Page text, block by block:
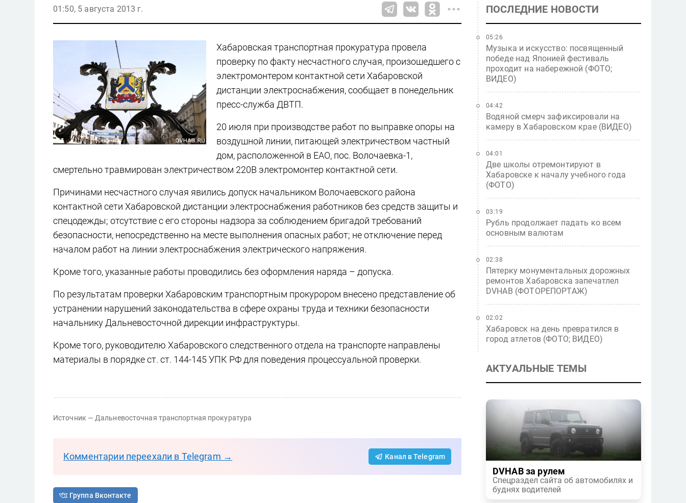
01:50, 5 августа 2013 г.
Хабаровская транспортная прокуратура провела
проверку по факту несчастного случая, произошедшего с
электромонтером контактной сети Хабаровской
дистанции электроснабжения, сообщает в понедельник
пресс-служба ДВТП.
20 июля при производстве работ по выправке опоры на
воздушной линии, питающей электричеством частный
дом, расположенной в ЕАО, пос. Волочаевка-1,
смертельно травмирован электричеством 220В электромонтер контактной сети.
Причинами несчастного случая явились допуск начальником Волочаевского района
контактной сети Хабаровской дистанции электроснабжения работников без средств защиты и
спецодежды; отсутствие с его стороны надзора за соблюдением бригадой требований
безопасности, непосредственно на месте выполнения опасных работ; не отключение перед
началом работ на линии электроснабжения электрического напряжения.
Кроме того, указанные работы проводились без оформления наряда – допуска.
По результатам проверки Хабаровским транспортным прокурором внесено представление об
устранении нарушений законодательства в сфере охраны труда и техники безопасности
начальнику Дальневосточной дирекции инфраструктуры.
Кроме того, руководителю Хабаровского следственного отдела на транспорте направлены
материалы в порядке ст. ст. 144-145 УПК РФ для поведения процессуальной проверки.
Источник — Дальневосточная транспортная прокуратура
Комментарии переехали в Telegram → Канал в Telegram
Группа Вконтакте
ПОСЛЕДНИЕ НОВОСТИ
Музыка и искусство: посвященный
победе над Японией фестиваль
проходит на набережной (ФОТО;
ВИДЕО)
05:26
Водяной смерч зафиксировали на
камеру в Хабаровском крае (ВИДЕО)
04:42
Две школы отремонтируют в
Хабаровске к началу учебного года
(ФОТО)
04:01
Рубль продолжает падать ко всем
основным валютам
03:19
Пятерку монументальных дорожных
ремонтов Хабаровска запечатлел
DVHAB (ФОТОРЕПОРТАЖ)
02:38
Хабаровск на день превратился в
город атлетов (ФОТО; ВИДЕО)
02:02
АКТУАЛЬНЫЕ ТЕМЫ
DVHAB за рулем
Спецраздел сайта об автомобилях и
буднях водителей